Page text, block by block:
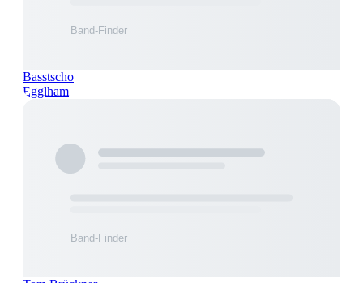
Basstscho
Egglham